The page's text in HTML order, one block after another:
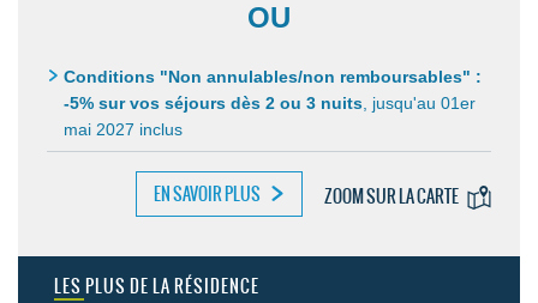
OU
Conditions "Non annulables/non remboursables" :
-5% sur vos séjours dès 2 ou 3 nuits, jusqu'au 01er
mai 2027 inclus
EN SAVOIR PLUS ZOOM SUR LA CARTE
LES PLUS DE LA RÉSIDENCE